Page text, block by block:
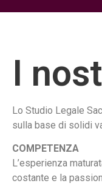
I
Lo Studio Legale
sulla base di solidi
COMPETENZA
L’esperienza
costante e la